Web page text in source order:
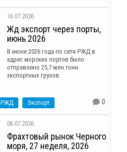
16.07.2026
Жд экспорт через порты,
июнь 2026
В июне 2026 года по сети РЖД в
адрес морских портов было
отправлено 25,7 млн тонн
экспортных грузов.
РЖД Экспорт 0
06.07.2026
Фрахтовый рынок Черного
моря, 27 неделя, 2026